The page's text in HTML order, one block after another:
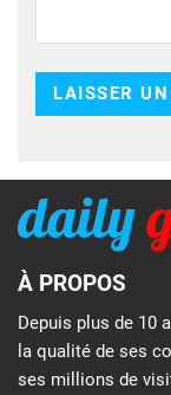
À PROPOS
Depuis plus de 10
la qualité de ses
ses millions de